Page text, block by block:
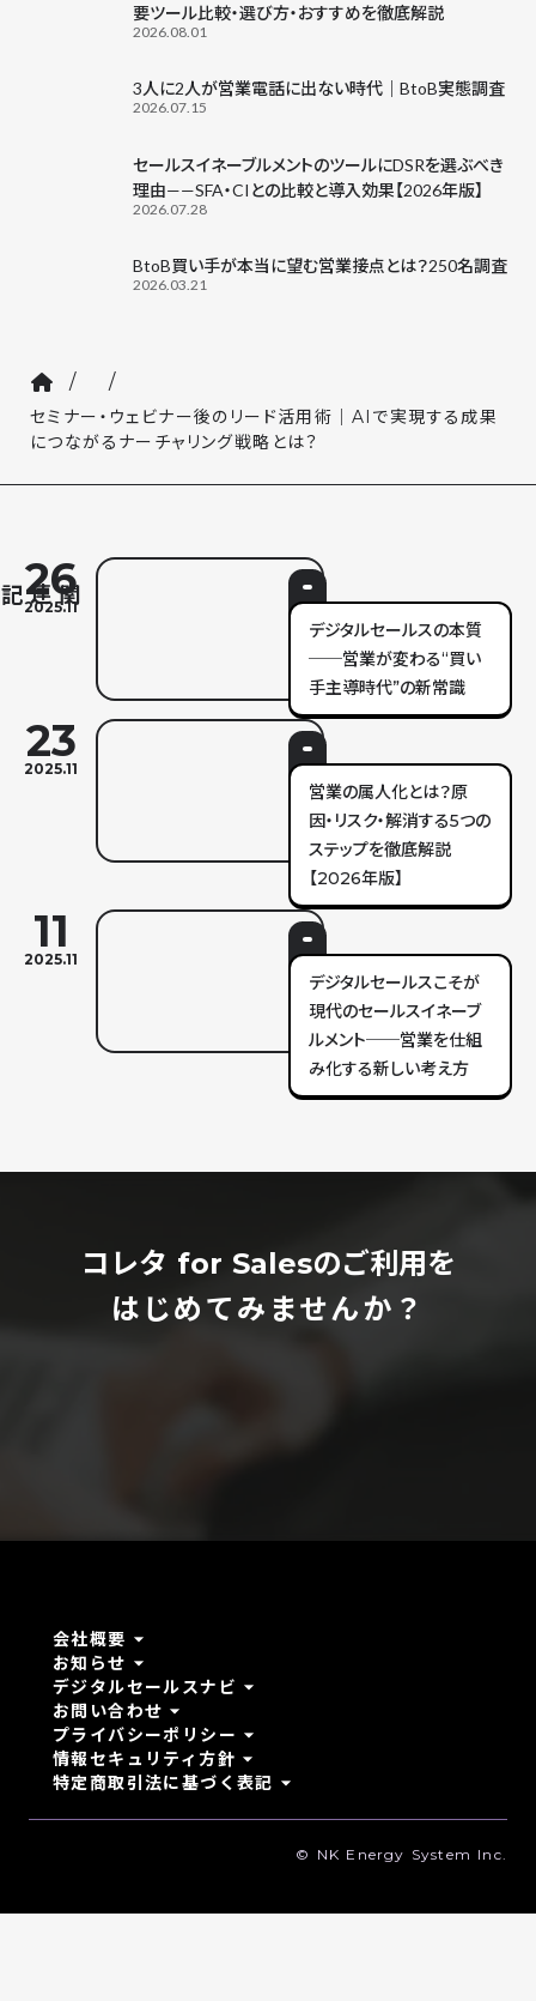
要ツール比較・選び方・おすすめを徹底解説
2026.08.01
3人に2人が営業電話に出ない時代｜BtoB実態調査
2026.07.15
セールスイネーブルメントのツールにDSRを選ぶべき
理由——SFA・CIとの比較と導入効果【2026年版】
2026.07.28
BtoB買い手が本当に望む営業接点とは？250名調査
2026.03.21
/ /
セミナー・ウェビナー後のリード活用術｜AIで実現する成果
につながるナーチャリング戦略とは？
26
2025.11
デジタルセールスの本質
──営業が変わる“買い
手主導時代”の新常識
23
2025.11
営業の属人化とは？原
因・リスク・解消する5つの
ステップを徹底解説
【2026年版】
11
2025.11
デジタルセールスこそが
現代のセールスイネーブ
ルメント──営業を仕組
み化する新しい考え方
コレタ for Salesのご利用を
はじめてみませんか？
会社概要 arrow_drop_down
お知らせ arrow_drop_down
デジタルセールスナビ arrow_drop_down
お問い合わせ arrow_drop_down
プライバシーポリシー arrow_drop_down
情報セキュリティ方針 arrow_drop_down
特定商取引法に基づく表記 arrow_drop_down
© NK Energy System Inc.